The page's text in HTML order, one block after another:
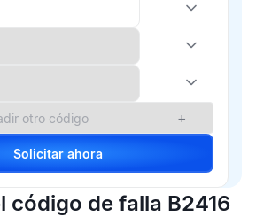
+
Solicitar ahora
código de falla B2416